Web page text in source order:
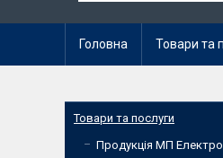
Головна Товари та
Товари та послуги
Продукція МП